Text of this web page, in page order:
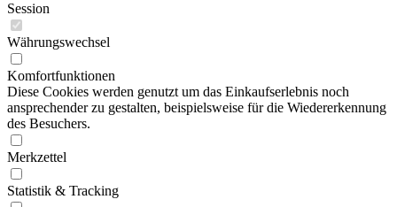
Session
Währungswechsel
Komfortfunktionen
Diese Cookies werden genutzt um das Einkaufserlebnis noch
ansprechender zu gestalten, beispielsweise für die Wiedererkennung
des Besuchers.
Merkzettel
Statistik & Tracking